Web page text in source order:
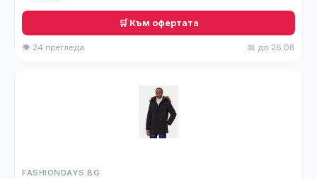
🛒 Към офертата
👁 24 прегледа 📅 до 26.08
FASHIONDAYS.BG